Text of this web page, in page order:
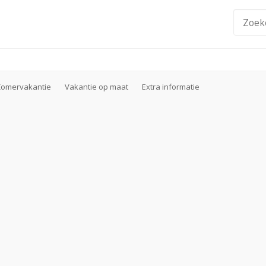
Vakantie op maat Extra informatie